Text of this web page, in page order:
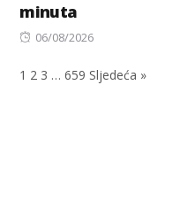
minuta
Posted
06/08/2026
1 2 3 … 659 Sljedeća »